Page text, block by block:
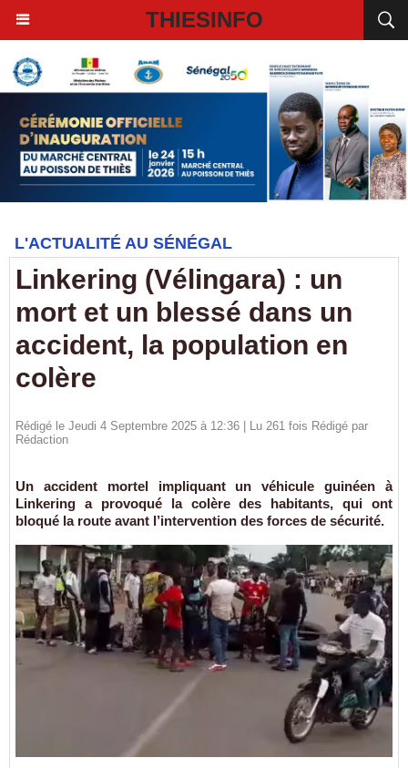
THIESINFO
L'ACTUALITÉ AU SÉNÉGAL
Linkering (Vélingara) : un
mort et un blessé dans un
accident, la population en
colère
Rédigé le Jeudi 4 Septembre 2025 à 12:36 | Lu 261 fois Rédigé par
Rédaction
Un accident mortel impliquant un véhicule guinéen à
Linkering a provoqué la colère des habitants, qui ont
bloqué la route avant l’intervention des forces de sécurité.